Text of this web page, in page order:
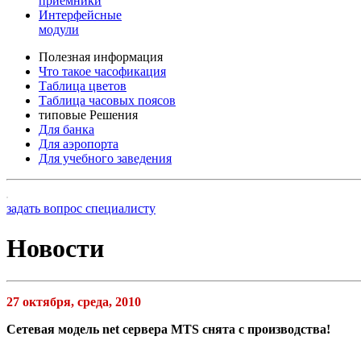
Интерфейсные
модули
Полезная информация
Что такое часофикация
Таблица цветов
Таблица часовых поясов
типовые Решения
Для банка
Для аэропорта
Для учебного заведения
задать вопрос специалисту
Новости
27 октября, среда, 2010
Сетевая модель net сервера MTS снята с производства!